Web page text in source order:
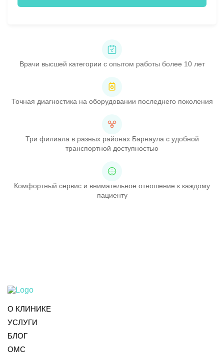
Врачи высшей категории с опытом работы более 10 лет
Точная диагностика на оборудовании последнего поколения
Три филиала в разных районах Барнаула с удобной
транспортной доступностью
Комфортный сервис и внимательное отношение к каждому
пациенту
О КЛИНИКЕ
УСЛУГИ
БЛОГ
ОМС